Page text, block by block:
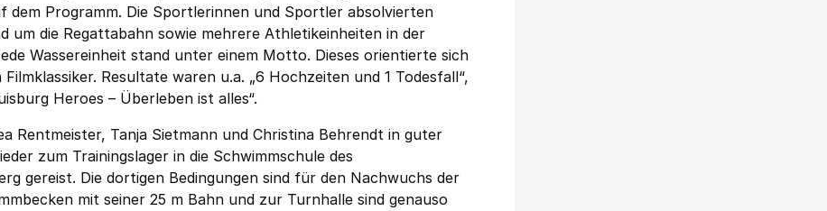
dem Programm. Die Sportlerinnen und Sportler absolvierten
um die Regattabahn sowie mehrere Athletikeinheiten in der
Wassereinheit stand unter einem Motto. Dieses orientierte sich
Resultate waren u.a. „6 Hochzeiten und 1 Todesfall“,
Heroes – Überleben ist alles“.
Rentmeister, Tanja Sietmann und Christina Behrendt in guter
zum Trainingslager in die Schwimmschule des
gereist. Die dortigen Bedingungen sind für den Nachwuchs der
mit seiner 25 m Bahn und zur Turnhalle sind genauso